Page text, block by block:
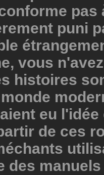
pas
puni
vous
histoires
eu
de ces
des